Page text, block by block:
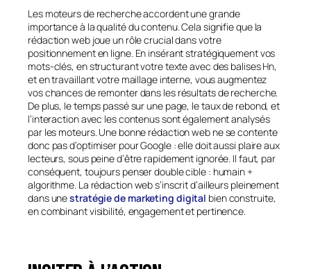
Les moteurs de recherche accordent une grande
importance à la qualité du contenu. Cela signifie que la
rédaction web joue un rôle crucial dans votre
positionnement en ligne. En insérant stratégiquement vos
mots-clés, en structurant votre texte avec des balises Hn,
et en travaillant votre maillage interne, vous augmentez
vos chances de remonter dans les résultats de recherche.
De plus, le temps passé sur une page, le taux de rebond, et
l’interaction avec les contenus sont également analysés
par les moteurs. Une bonne rédaction web ne se contente
donc pas d’optimiser pour Google : elle doit aussi plaire aux
lecteurs, sous peine d’être rapidement ignorée. Il faut, par
conséquent, toujours penser double cible : humain +
algorithme. La rédaction web s’inscrit d’ailleurs pleinement
dans unestratégie de marketing digital bien construite,
en combinant visibilité, engagement et pertinence.